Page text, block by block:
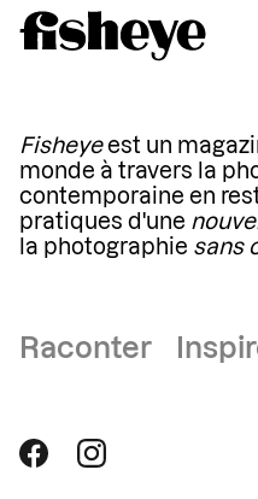
Fisheyeest un
monde à travers la
contemporaine en
pratiques d'une
la photographie sans
Raconter